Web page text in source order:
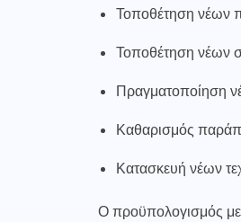
Τοποθέτηση νέων
Τοποθέτηση νέων
Πραγματοποίηση
Καθαρισμός
Κατασκευή νέων
Ο προϋπολογισμός